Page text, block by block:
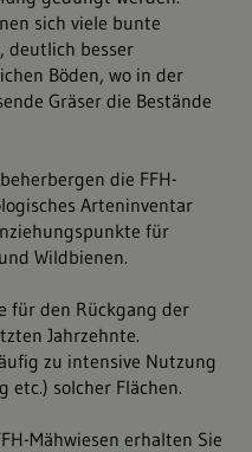
sich viele bunte
deutlich besser
Böden, wo in der
Gräser die Bestände
die FFH-
Arteninventar
für
Wildbienen.
für den Rückgang der
Jahrzehnte.
zu intensive Nutzung
etc.) solcher Flächen.
Mähwiesen erhalten Sie